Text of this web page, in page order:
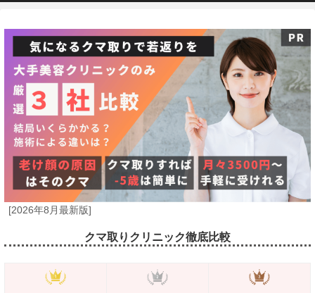
[2026年8月最新版]
クマ取りクリニック徹底比較